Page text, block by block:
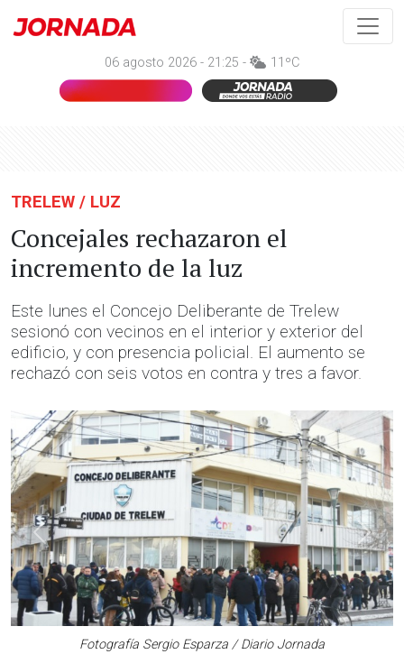
06 agosto 2026 - 21:25 - 11ºC
TRELEW / LUZ
Concejales rechazaron el
incremento de la luz
Este lunes el Concejo Deliberante de Trelew
sesionó con vecinos en el interior y exterior del
edificio, y con presencia policial. El aumento se
rechazó con seis votos en contra y tres a favor.
Fotografía Sergio Esparza / Diario Jornada
Anterior